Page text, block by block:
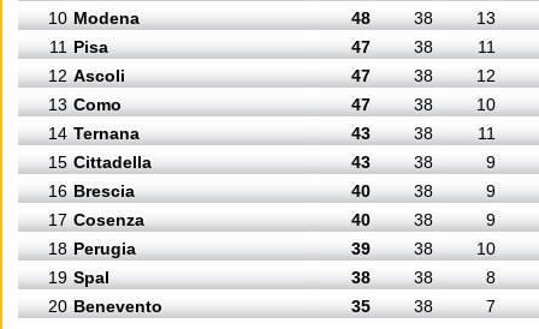
10 Modena 48 38
13
11 Pisa 47 38
11
12 Ascoli 47 38
12
13 Como 47 38
10
14 Ternana 43 38
11
15 Cittadella 43 38
9
16 Brescia 40 38
9
17 Cosenza 40 38
9
18 Perugia 39 38
10
19 Spal 38 38
8
20 Benevento 35 38 7